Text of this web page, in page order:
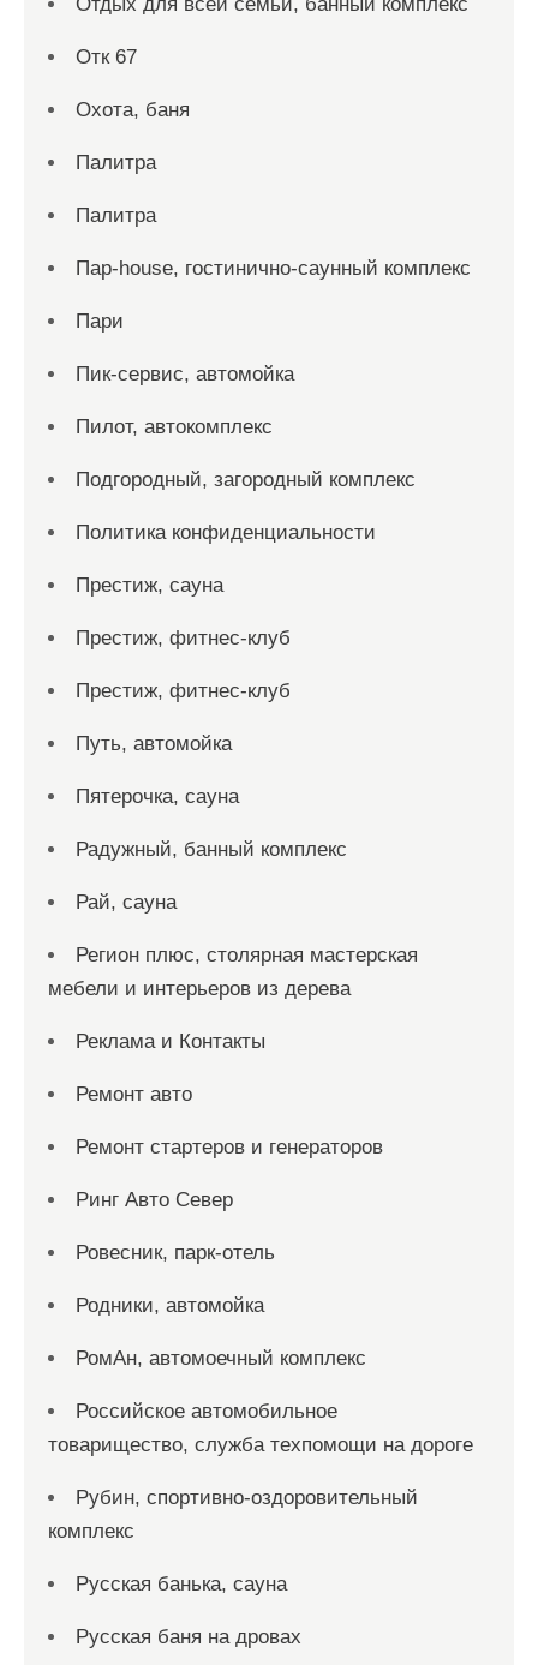
Отк 67
Охота, баня
Палитра
Палитра
Пар-house, гостинично-саунный комплекс
Пари
Пик-сервис, автомойка
Пилот, автокомплекс
Подгородный, загородный комплекс
Политика конфиденциальности
Престиж, сауна
Престиж, фитнес-клуб
Престиж, фитнес-клуб
Путь, автомойка
Пятерочка, сауна
Радужный, банный комплекс
Рай, сауна
Регион плюс, столярная мастерская
мебели и интерьеров из дерева
Реклама и Контакты
Ремонт авто
Ремонт стартеров и генераторов
Ринг Авто Север
Ровесник, парк-отель
Родники, автомойка
РомАн, автомоечный комплекс
Российское автомобильное
товарищество, служба техпомощи на дороге
Рубин, спортивно-оздоровительный
комплекс
Русская банька, сауна
Русская баня на дровах